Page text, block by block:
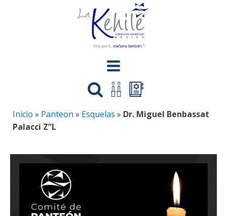
Inicio » Panteon » Esquelas » Dr. Miguel Benbassat
Palacci Z”L